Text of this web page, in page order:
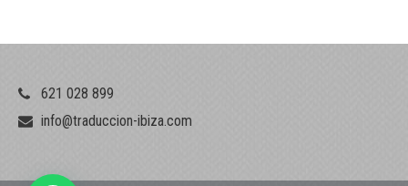
621 028 899
info@traduccion-ibiza.com